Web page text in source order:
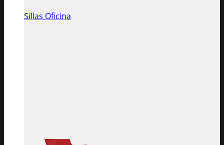
Sillas Oficina